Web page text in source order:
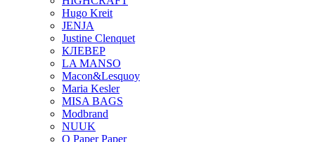
Hugo Kreit
JENJA
Justine Clenquet
КЛЕВЕР
LA MANSO
Macon&Lesquoy
Maria Kesler
MISA BAGS
Modbrand
NUUK
O Paper Paper